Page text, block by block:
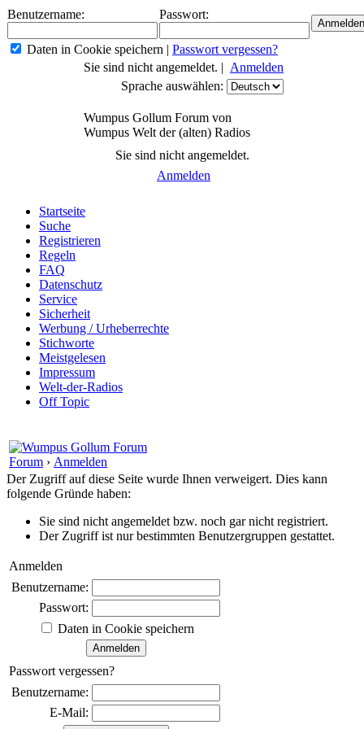
Benutzername: Passwort:
Daten in Cookie speichern | Passwort vergessen?
Sie sind nicht angemeldet. | Anmelden
Sprache auswählen:
Wumpus Gollum Forum von
Wumpus Welt der (alten) Radios
Sie sind nicht angemeldet.
Anmelden
Startseite
Suche
Registrieren
Regeln
FAQ
Datenschutz
Service
Sicherheit
Werbung / Urheberrechte
Stichworte
Meistgelesen
Impressum
Welt-der-Radios
Off Topic
Forum › Anmelden
Der Zugriff auf diese Seite wurde Ihnen verweigert. Dies kann
folgende Gründe haben:
Sie sind nicht angemeldet bzw. noch gar nicht registriert.
Der Zugriff ist nur bestimmten Benutzergruppen gestattet.
Anmelden
Benutzername:
Passwort:
Daten in Cookie speichern
Passwort vergessen?
Benutzername:
E-Mail: